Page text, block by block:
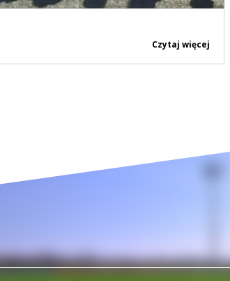
Czytaj więcej